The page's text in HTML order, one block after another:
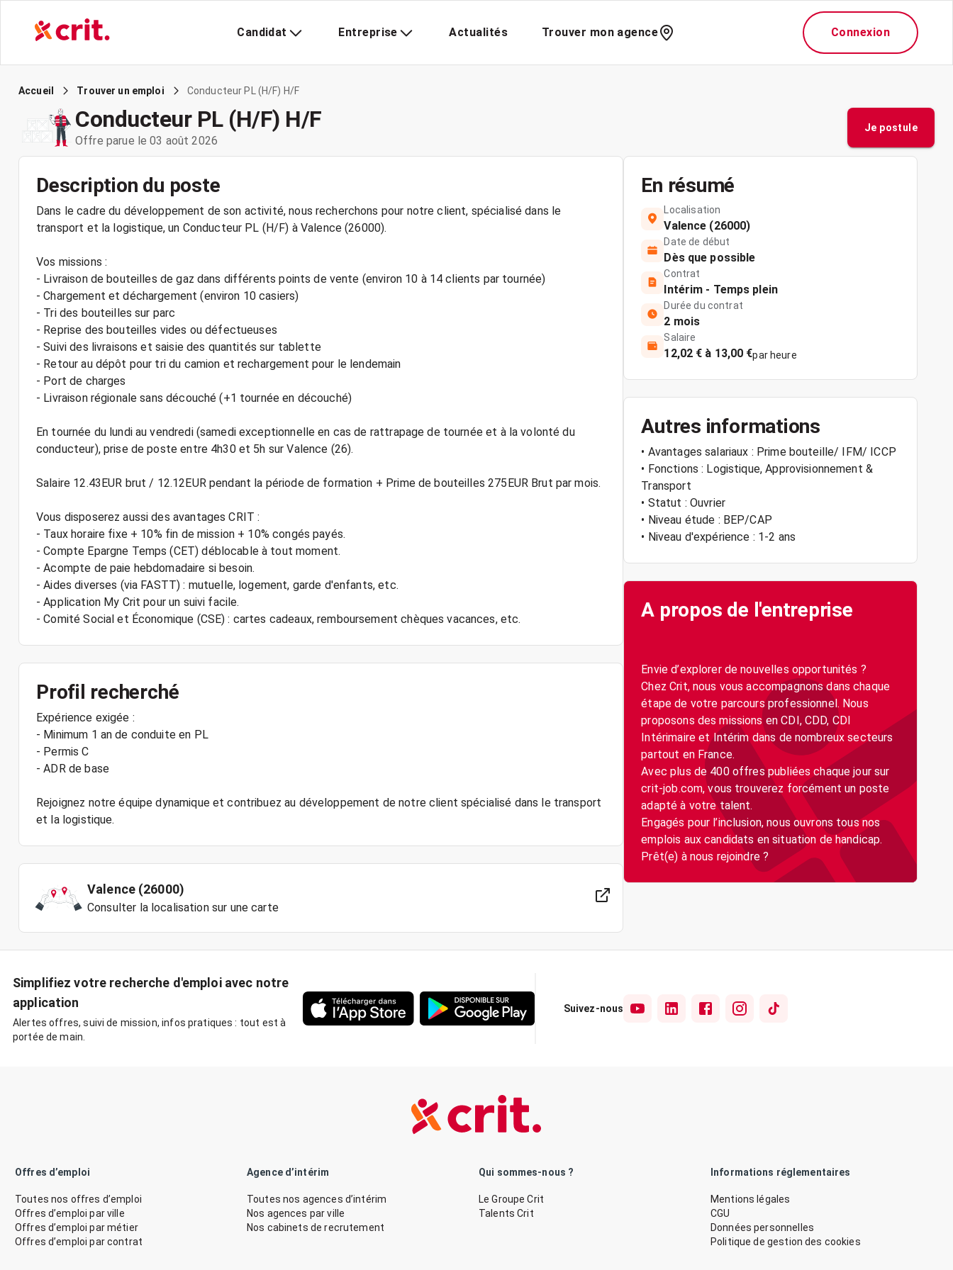
Candidat Entreprise Actualités Trouver mon agence Connexion
Accueil Trouver un emploi Conducteur PL (H/F) H/F
Conducteur PL (H/F) H/F
Offre parue le 03 août 2026
Je postule
Description du poste
Dans le cadre du développement de son activité, nous recherchons pour notre client, spécialisé dans le
transport et la logistique, un Conducteur PL (H/F) à Valence (26000).
Vos missions :
- Livraison de bouteilles de gaz dans différents points de vente (environ 10 à 14 clients par tournée)
- Chargement et déchargement (environ 10 casiers)
- Tri des bouteilles sur parc
- Reprise des bouteilles vides ou défectueuses
- Suivi des livraisons et saisie des quantités sur tablette
- Retour au dépôt pour tri du camion et rechargement pour le lendemain
- Port de charges
- Livraison régionale sans découché (+1 tournée en découché)
En tournée du lundi au vendredi (samedi exceptionnelle en cas de rattrapage de tournée et à la volonté du
conducteur), prise de poste entre 4h30 et 5h sur Valence (26).
Salaire 12.43EUR brut / 12.12EUR pendant la période de formation + Prime de bouteilles 275EUR Brut par mois.
Vous disposerez aussi des avantages CRIT :
- Taux horaire fixe + 10% fin de mission + 10% congés payés.
- Compte Epargne Temps (CET) déblocable à tout moment.
- Acompte de paie hebdomadaire si besoin.
- Aides diverses (via FASTT) : mutuelle, logement, garde d'enfants, etc.
- Application My Crit pour un suivi facile.
Profil recherché
Expérience exigée :
- Minimum 1 an de conduite en PL
- Permis C
- ADR de base
Rejoignez notre équipe dynamique et contribuez au développement de notre client spécialisé dans le transport
Valence (26000)
Consulter la localisation sur une carte
En résumé
Localisation
Valence (26000)
Date de début
Dès que possible
Contrat
Intérim - Temps plein
Durée du contrat
2 mois
Salaire
12,02 € à 13,00 €par heure
Autres informations
• Avantages salariaux : Prime bouteille/ IFM/ ICCP
• Fonctions : Logistique, Approvisionnement &
Transport
• Statut : Ouvrier
• Niveau étude : BEP/CAP
• Niveau d'expérience : 1-2 ans
A propos de l'entreprise
Envie d’explorer de nouvelles opportunités ?
Chez Crit, nous vous accompagnons dans chaque
étape de votre parcours professionnel. Nous
proposons des missions en CDI, CDD, CDI
Intérimaire et Intérim dans de nombreux secteurs
partout en France.
Avec plus de 400 offres publiées chaque jour sur
crit-job.com, vous trouverez forcément un poste
adapté à votre talent.
Engagés pour l’inclusion, nous ouvrons tous nos
emplois aux candidats en situation de handicap.
Simplifiez votre recherche d'emploi avec notre
application
Alertes offres, suivi de mission, infos pratiques : tout est à
portée de main.
Suivez-nous
Offres d’emploi
Toutes nos offres d’emploi
Offres d’emploi par ville
Offres d’emploi par métier
Offres d’emploi par contrat
Agence d’intérim
Toutes nos agences d’intérim
Nos agences par ville
Nos cabinets de recrutement
Qui sommes-nous ?
Le Groupe Crit
Talents Crit
Informations réglementaires
Mentions légales
CGU
Données personnelles
Politique de gestion des cookies